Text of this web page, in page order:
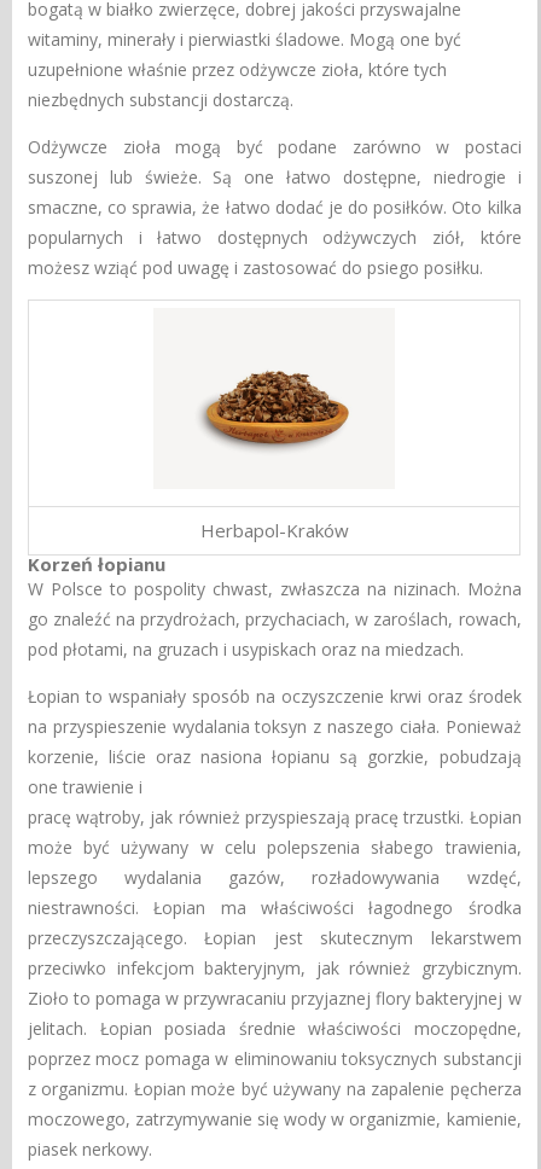
bogatą w białko zwierzęce, dobrej jakości przyswajalne
witaminy, minerały i pierwiastki śladowe. Mogą one być
uzupełnione właśnie przez odżywcze zioła, które tych
niezbędnych substancji dostarczą.
Odżywcze zioła mogą być podane zarówno w postaci
suszonej lub świeże. Są one łatwo dostępne, niedrogie i
smaczne, co sprawia, że ​​łatwo dodać je do posiłków. Oto kilka
popularnych i łatwo dostępnych odżywczych ziół, które
możesz wziąć pod uwagę i zastosować do psiego posiłku.
Herbapol-Kraków
Korzeń łopianu
W Polsce to pospolity chwast, zwłaszcza na nizinach. Można
go znaleźć na przydrożach, przychaciach, w zaroślach, rowach,
pod płotami, na gruzach i usypiskach oraz na miedzach.
Łopian to wspaniały sposób na oczyszczenie krwi oraz środek
na przyspieszenie wydalania toksyn z naszego ciała. Ponieważ
korzenie, liście oraz nasiona łopianu są gorzkie, pobudzają
one trawienie i
pracę wątroby, jak również przyspieszają pracę trzustki. Łopian
może być używany w celu polepszenia słabego trawienia,
lepszego wydalania gazów, rozładowywania wzdęć,
niestrawności. Łopian ma właściwości łagodnego środka
przeczyszczającego. Łopian jest skutecznym lekarstwem
przeciwko infekcjom bakteryjnym, jak również grzybicznym.
Zioło to pomaga w przywracaniu przyjaznej flory bakteryjnej w
jelitach. Łopian posiada średnie właściwości moczopędne,
poprzez mocz pomaga w eliminowaniu toksycznych substancji
z organizmu. Łopian może być używany na zapalenie pęcherza
moczowego, zatrzymywanie się wody w organizmie, kamienie,
piasek nerkowy.